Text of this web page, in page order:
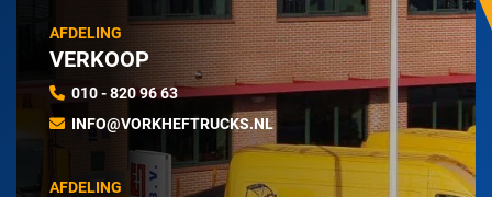
AFDELING
VERKOOP
010 - 820 96 63
INFO@VORKHEFTRUCKS.NL
AFDELING